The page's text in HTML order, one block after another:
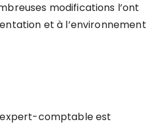
modifications l’ont
et à l’environnement
comptable est